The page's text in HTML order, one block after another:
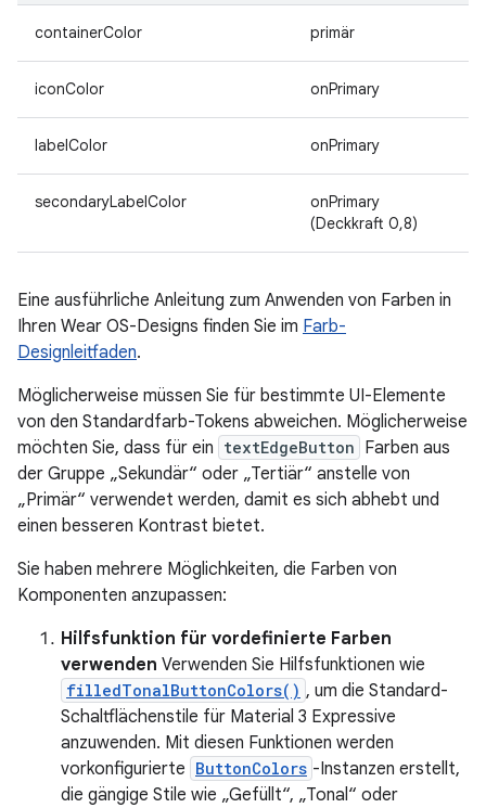
containerColor primär
iconColor onPrimary
labelColor onPrimary
secondaryLabelColor
onPrimary
(Deckkraft 0,8)
Eine ausführliche Anleitung zum Anwenden von Farben in
Ihren Wear OS-Designs finden Sie im Farb-
Designleitfaden.
Möglicherweise müssen Sie für bestimmte UI-Elemente
von den Standardfarb-Tokens abweichen. Möglicherweise
möchten Sie, dass für ein textEdgeButton Farben aus
der Gruppe „Sekundär“ oder „Tertiär“ anstelle von
„Primär“ verwendet werden, damit es sich abhebt und
einen besseren Kontrast bietet.
Sie haben mehrere Möglichkeiten, die Farben von
Komponenten anzupassen:
Hilfsfunktion für vordefinierte Farben
verwenden Verwenden Sie Hilfsfunktionen wie
filledTonalButtonColors() , um die Standard-
Schaltflächenstile für Material 3 Expressive
anzuwenden. Mit diesen Funktionen werden
vorkonfigurierte ButtonColors -Instanzen erstellt,
die gängige Stile wie „Gefüllt“, „Tonal“ oder